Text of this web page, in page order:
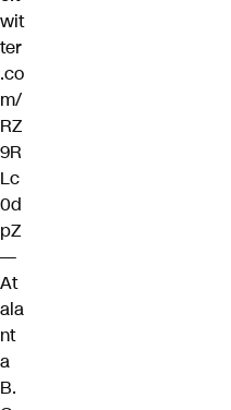
wit
ter
.co
m/
RZ
9R
Lc
0d
pZ
—
At
ala
nt
a
B.